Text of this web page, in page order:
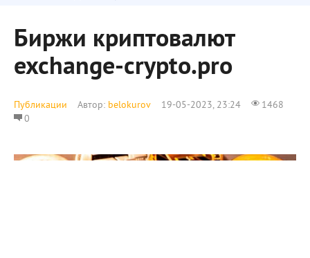
Биржи криптовалют
exchange-crypto.pro
Публикации Автор: belokurov 19-05-2023, 23:24
1468
0